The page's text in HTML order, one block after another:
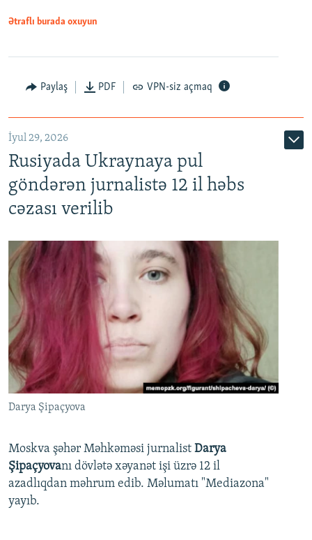
Ətraflı burada oxuyun
Paylaş PDF VPN-siz açmaq
İyul 29, 2026
Rusiyada Ukraynaya pul
göndərən jurnalistə 12 il həbs
cəzası verilib
Darya Şipaçyova
Moskva şəhər Məhkəməsi jurnalist Darya
Şipaçyovanı dövlətə xəyanət işi üzrə 12 il
azadlıqdan məhrum edib. Məlumatı "Mediazona"
yayıb.